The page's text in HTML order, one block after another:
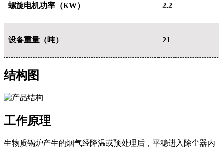
螺旋电机功率（KW） 2.2
设备重量（吨） 21
结构图
工作原理
生物质锅炉产生的烟气经降温或预处理后，平稳进入除尘器内